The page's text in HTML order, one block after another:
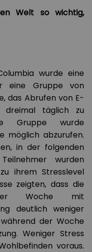
Welt so wichtig,
wurde eine
eine Gruppe von
das Abrufen von E-
täglich zu
Gruppe wurde
möglich abzurufen.
in der folgenden
wurden
ihrem Stresslevel
zeigten, dass die
Woche mit
deutlich weniger
der Woche
Weniger Stress
voraus.